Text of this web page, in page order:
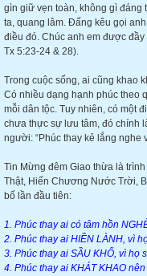
gìn giữ vẹn toàn, không gì đáng
ta, quang lâm. Đấng kêu gọi
điều đó. Chúc anh em được
Tx 5:23-24 & 28).
Trong cuộc sống, ai cũng khao
Có nhiều dạng hạnh phúc theo
mỗi dân tộc. Tuy nhiên, có một
chưa thực sự lưu tâm, đó chính
người: “Phúc thay kẻ lắng nghe
Tin Mừng đêm Giao thừa là
Thật, Hiến Chương Nước Trời,
bố lần đầu tiên:
1. Phúc thay ai có tâm hồn
2. Phúc thay ai HIỀN LÀNH, vì
3. Phúc thay ai SẦU KHỔ, vì họ
4. Phúc thay ai KHÁT KHAO